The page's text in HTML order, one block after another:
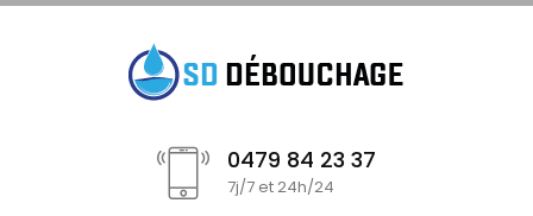
0479 84 23 37
7j/7 et 24h/24